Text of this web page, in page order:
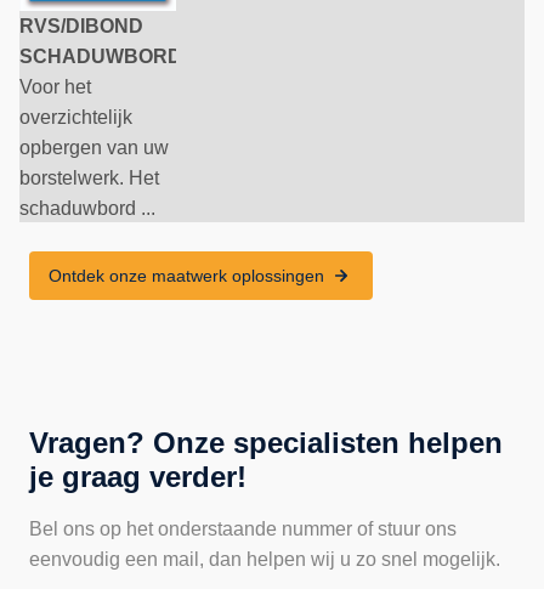
RVS/DIBOND
SCHADUWBORD
Voor het
overzichtelijk
opbergen van uw
borstelwerk. Het
schaduwbord ...
Ontdek onze maatwerk oplossingen
Vragen? Onze specialisten helpen
je graag verder!
Bel ons op het onderstaande nummer of stuur ons
eenvoudig een mail, dan helpen wij u zo snel mogelijk.